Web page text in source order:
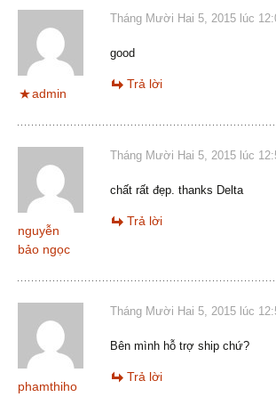
admin
Tháng Mười Hai 5, 2015 lúc
good
Trả lời
nguyễn
bảo ngọc
Tháng Mười Hai 5, 2015 lúc
chất rất đẹp. thanks Delta
Trả lời
phamthiho
Tháng Mười Hai 5, 2015 lúc
Bên mình hỗ trợ ship chứ?
Trả lời